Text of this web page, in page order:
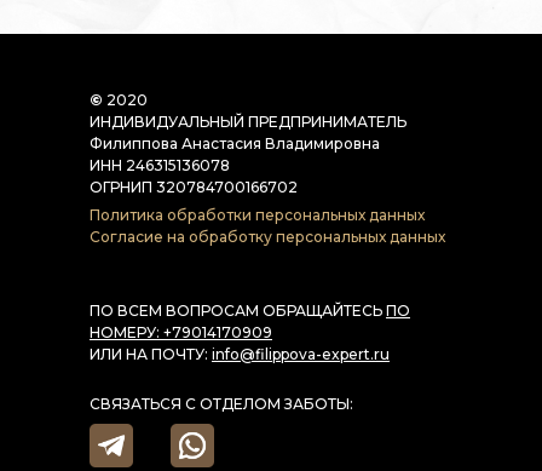
Политика обработки персональных данных
Согласие на обработку персональных данных
© 2020
ИНДИВИДУАЛЬНЫЙ ПРЕДПРИНИМАТЕЛЬ
Филиппова Анастасия Владимировна
ИНН 246315136078
ОГРНИП 320784700166702
ПО ВСЕМ ВОПРОСАМ ОБРАЩАЙТЕСЬ ПО
НОМЕРУ: +79014170909
ИЛИ НА ПОЧТУ: info@filippova-expert.ru
СВЯЗАТЬСЯ С ОТДЕЛОМ ЗАБОТЫ: